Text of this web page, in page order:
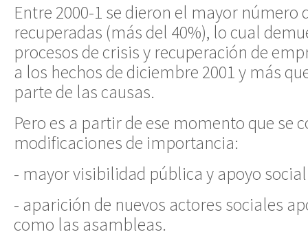
Entre 2000-1 se dieron el mayor número
recuperadas (más del 40%), lo cual
procesos de crisis y recuperación de
a los hechos de diciembre 2001 y más
parte de las causas.
Pero es a partir de ese momento que se
modificaciones de importancia:
- mayor visibilidad pública y apoyo
- aparición de nuevos actores sociales
como las asambleas.